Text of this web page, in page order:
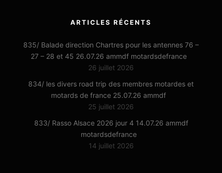
ARTICLES RÉCENTS
835/ Balade direction Chartres pour les antennes 76 –
27 – 28 et 45 26.07.26 ammdf motardsdefrance
26 juillet 2026
834/ les divers road trip des membres motardes et
motards de france 25.07.26 ammdf
25 juillet 2026
833/ Rasso Alsace 2026 jour 4 14.07.26 ammdf
motardsdefrance
14 juillet 2026